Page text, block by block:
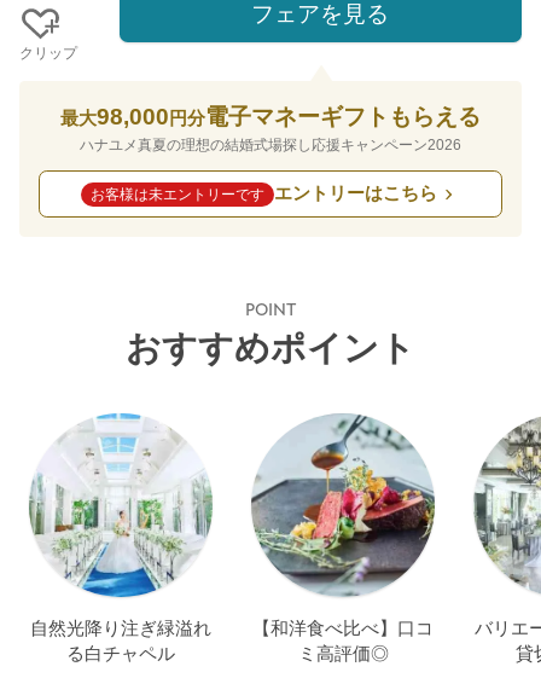
クリップ
フェアを見る
最大98,000 円分電子マネーギフトもらえる
ハナユメ真夏の理想の結婚式場探し応援キャンペーン2026
お客様は未エントリーです エントリーはこちら
POINT
おすすめポイント
自然光降り注ぎ緑溢れ
る白チャペル
【和洋食べ比べ】口コ
ミ高評価◎
バリエ
貸